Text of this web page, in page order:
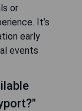
or
It’s
early
events